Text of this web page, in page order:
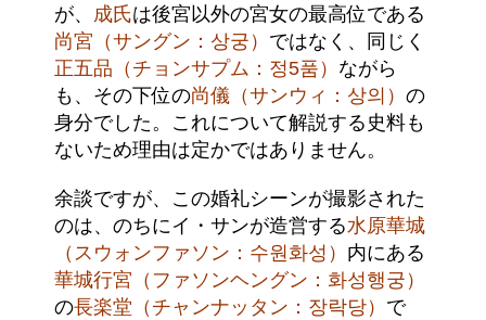
が、 成氏は後宮以外の宮女の最高位である
尚宮（サングン：상궁） ではなく、同じく
正五品（チョンサプム：정5품） ながら
も、その下位の尚儀（サンウィ：상의） の
身分でした。これについて解説する史料も
ないため理由は定かではありません。
余談ですが、この婚礼シーンが撮影された
のは、のちにイ・サンが造営する水原華城
（スウォンファソン：수원화성） 内にある
華城行宮（ファソンヘングン：화성행궁）
の長楽堂（チャンナッタン：장락당） で